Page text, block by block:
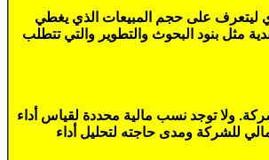
ليتعرف على حجم المبيعات الذي يغطي
مثل بنود البحوث والتطوير والتي تتطلب
ولا توجد نسب مالية محددة لقياس أداء
للشركة ومدى حاجته لتحليل أداء